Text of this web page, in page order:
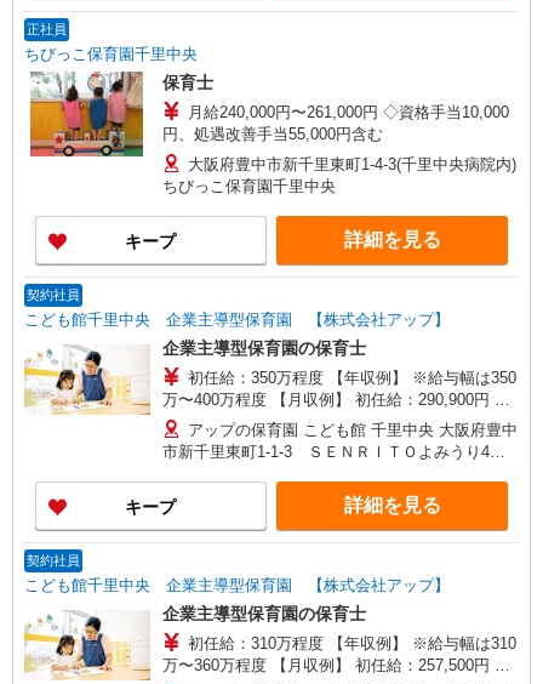
正社員
ちびっこ保育園千里中央
保育士
月給240,000円〜261,000円 ◇資格手当10,000
円、処遇改善手当55,000円含む
大阪府豊中市新千里東町1-4-3(千里中央病院内)
ちびっこ保育園千里中央
キープ 詳細を見る
契約社員
こども館千里中央 企業主導型保育園 【株式会社アップ】
企業主導型保育園の保育士
初任給：350万程度 【年収例】 ※給与幅は350
万〜400万程度 【月収例】 初任給：290,900円 月
給262,500円＋クラス担任(処遇改善手当Ⅰ)20,900
円＋処遇改善手当Ⅲ7,500円 ＝月収290,900円！ ※
給与幅は290,900円〜330,000円程度 ☆採用お祝い
金進呈！ 本採用後に15万円、勤務１年でさらに15
万円で最大30万円支給！ ※こちらのサイトからの
お申込みに限ります。 ◆交通費 交通費（1ヶ月分
アップの保育園 こども館 千里中央 大阪府豊中
市新千里東町1-1-3 ＳＥＮＲＩＴＯよみうり4Ｆ
キープ 詳細を見る
契約社員
こども館千里中央 企業主導型保育園 【株式会社アップ】
企業主導型保育園の保育士
初任給：310万程度 【年収例】 ※給与幅は310
万〜360万程度 【月収例】 初任給：257,500円 月